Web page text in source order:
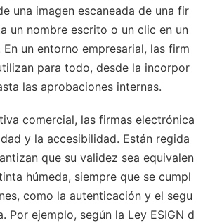
una imagen escaneada de una fir
un nombre escrito o un clic en un
un entorno empresarial, las firm
para todo, desde la incorpor
las aprobaciones internas.
comercial, las firmas electrónica
y la accesibilidad. Están regida
que su validez sea equivalen
húmeda, siempre que se cumpl
como la autenticación y el segu
Por ejemplo, según la Ley ESIGN d